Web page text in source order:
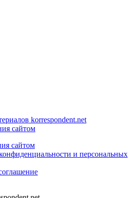
korrespondent.net
сайтом
сайтом
и персональных